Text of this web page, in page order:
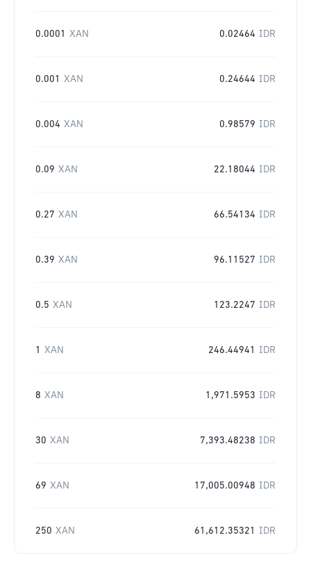
0.0001 XAN 0.02464 IDR
0.001 XAN 0.24644 IDR
0.004 XAN 0.98579 IDR
0.09 XAN 22.18044 IDR
0.27 XAN 66.54134 IDR
0.39 XAN 96.11527 IDR
0.5 XAN 123.2247 IDR
1 XAN 246.44941 IDR
8 XAN 1,971.5953 IDR
30 XAN 7,393.48238 IDR
69 XAN 17,005.00948 IDR
250 XAN 61,612.35321 IDR